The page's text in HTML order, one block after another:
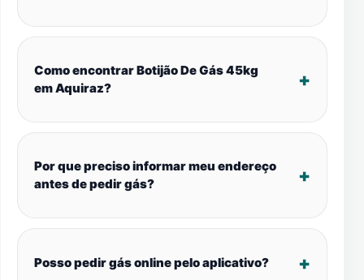
Como encontrar Botijão De Gás 45kg
em Aquiraz?
Por que preciso informar meu endereço
antes de pedir gás?
Posso pedir gás online pelo aplicativo?